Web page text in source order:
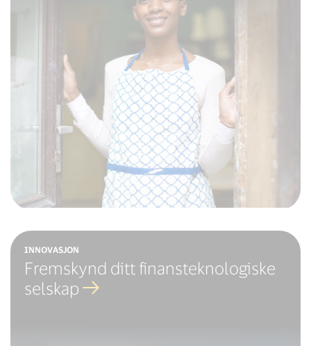
INNOVASJON
Fremskynd ditt finansteknologiske
selskap